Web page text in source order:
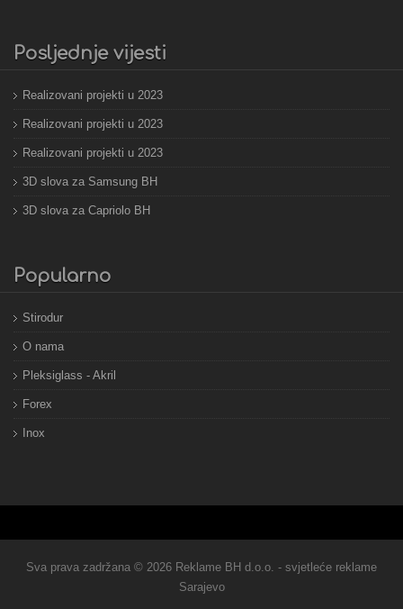
Posljednje vijesti
Realizovani projekti u 2023
Realizovani projekti u 2023
Realizovani projekti u 2023
3D slova za Samsung BH
3D slova za Capriolo BH
Popularno
Stirodur
O nama
Pleksiglass - Akril
Forex
Inox
Sva prava zadržana © 2026 Reklame BH d.o.o. - svjetleće reklame
Sarajevo